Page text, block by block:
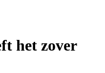
het zover